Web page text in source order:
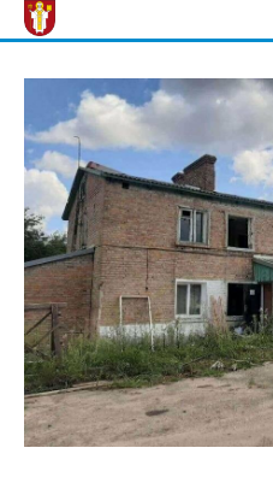
Skip
to